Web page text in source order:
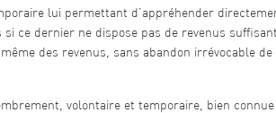
lui permettant d’appréhender
si ce dernier ne dispose pas de revenus
des revenus, sans abandon irrévocable
volontaire et temporaire, bien